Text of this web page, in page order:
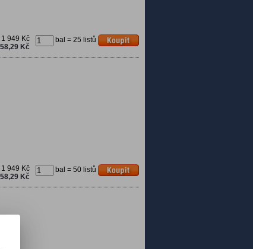
bal = 25 listů
1 949 Kč
Kč
bal = 50 listů
1 949 Kč
Kč